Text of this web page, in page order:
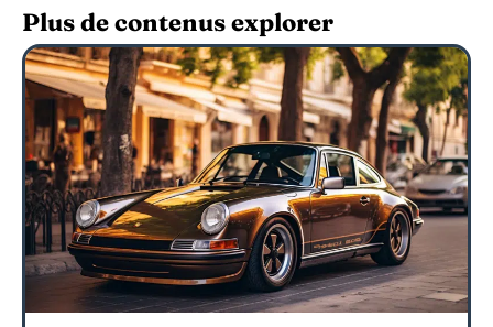
Plus de contenus explorer